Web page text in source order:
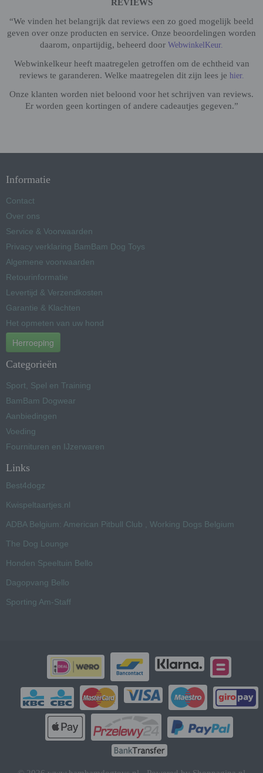
REVIEWS
“We vinden het belangrijk dat reviews een zo goed mogelijk beeld
geven over onze producten en service. Onze beoordelingen worden
daarom, onpartijdig, beheerd door WebwinkelKeur.
Webwinkelkeur heeft maatregelen getroffen om de echtheid van
reviews te garanderen. Welke maatregelen dit zijn lees je hier.
Onze klanten worden niet beloond voor het schrijven van reviews.
Er worden geen kortingen of andere cadeautjes gegeven.”
Informatie
Contact
Over ons
Service & Voorwaarden
Privacy verklaring BamBam Dog Toys
Algemene voorwaarden
Retourinformatie
Levertijd & Verzendkosten
Garantie & Klachten
Het opmeten van uw hond
Herroeping
Categorieën
Sport, Spel en Training
BamBam Dogwear
Aanbiedingen
Voeding
Fournituren en IJzerwaren
Links
Best4dogz
Kwispeltaartjes.nl
ADBA Belgium: American Pitbull Club , Working Dogs Belgium
The Dog Lounge
Honden Speeltuin Bello
Dagopvang Bello
Sporting Am-Staff